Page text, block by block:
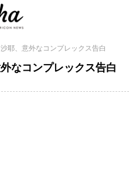
耶、意外なコンプレックス告白
なコンプレックス告白